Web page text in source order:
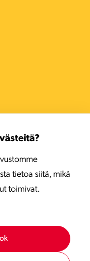
tietoa siitä, mikä
toimivat.